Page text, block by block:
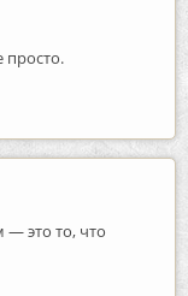
просто.
это то, что